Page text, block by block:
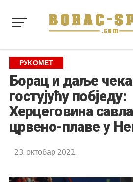
РУКОМЕТ
Борац и даље
гостујућу побједу:
Херцеговина
црвено-плаве у
23. октобар 2022.